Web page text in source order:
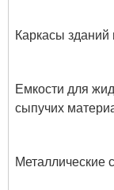
Каркасы
Емкости для
сыпучих
Металлические